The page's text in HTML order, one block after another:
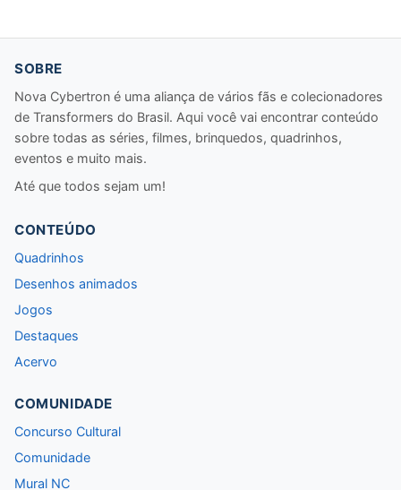
SOBRE
Nova Cybertron é uma aliança de vários fãs e colecionadores
de Transformers do Brasil. Aqui você vai encontrar conteúdo
sobre todas as séries, filmes, brinquedos, quadrinhos,
eventos e muito mais.
Até que todos sejam um!
CONTEÚDO
Quadrinhos
Desenhos animados
Jogos
Destaques
Acervo
COMUNIDADE
Concurso Cultural
Comunidade
Mural NC